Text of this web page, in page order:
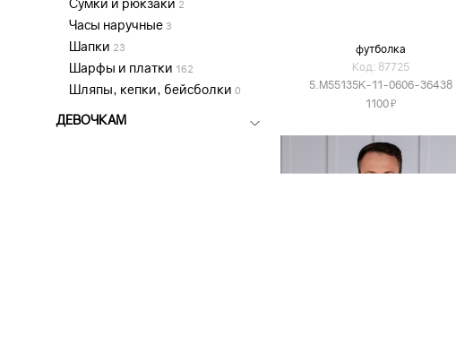
футболка
Код: 87725
5.M55135K-11-0606-36438
1100Я
Сумки и рюкзаки 2
Часы наручные 3
Шапки 23
Шарфы и платки 162
Шляпы, кепки, бейсболки 0
ДЕВОЧКАМ